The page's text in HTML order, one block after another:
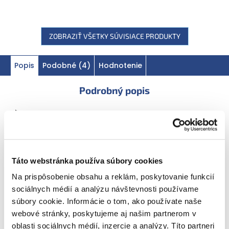
Táto webstránka používa súbory cookies
Na prispôsobenie obsahu a reklám, poskytovanie funkcií
sociálnych médií a analýzu návštevnosti používame
súbory cookie. Informácie o tom, ako používate naše
webové stránky, poskytujeme aj našim partnerom v
oblasti sociálnych médií, inzercie a analýzy. Títo partneri
ZOBRAZIŤ VŠETKY SÚVISIACE PRODUKTY
Popis Podobné (4) Hodnotenie
Podrobný popis
Prospieva malým gurmánom a šetrí
Vyrobené
vo Francúzsku
40 %
bio mrkva